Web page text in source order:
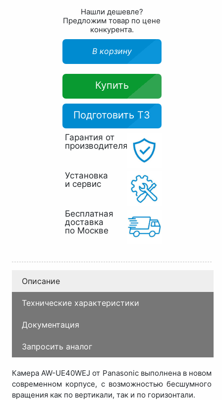
Нашли дешевле?
Предложим товар по цене
конкурента.
В корзину
Купить
Подготовить ТЗ
Гарантия от
производителя
Установка
и сервис
Бесплатная
доставка
по Москве
Описание
Технические характеристики
Документация
Запросить аналог
Камера AW-UE40WEJ от Panasonic выполнена в новом
современном корпусе, с возможностью бесшумного
вращения как по вертикали, так и по горизонтали.